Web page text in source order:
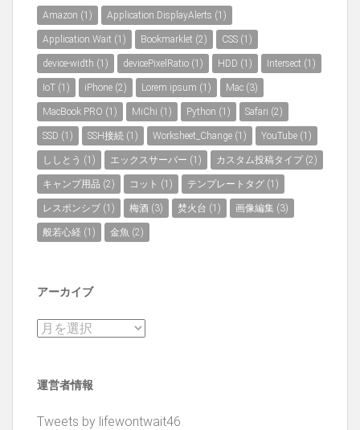
Amazon (1) Application.DisplayAlerts (1)
Application.Wait (1) Bookmarklet (2) CSS (1)
device-width (1) devicePixelRatio (1) HDD (1) Intersect (1)
IoT (1) iPhone (2) Lorem ipsum (1) Mac (3)
MacBook PRO (1) MiChi (1) Python (1) Safari (2)
SSD (1) SSH接続 (1) Worksheet_Change (1) YouTube (1)
ししとう (1) エックスサーバー (1) カスタム投稿タイプ (2)
キャンプ用品 (2) コット (1) テンプレートタグ (1)
レスポンシブ (1) 梅酒 (3) 焚火台 (1) 画像編集 (3)
般若心経 (1) 金魚 (2)
アーカイブ
ア
イ
運営者情報
Tweets by lifewontwait46